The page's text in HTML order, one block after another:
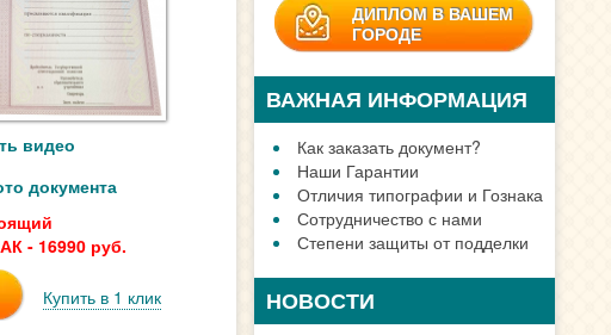
видео
документа
- 16990 руб.
Купить в 1 клик
ДИПЛОМ В ВАШЕМ
ГОРОДЕ
ВАЖНАЯ ИНФОРМАЦИЯ
Как заказать документ?
Наши Гарантии
Отличия типографии и Гознака
Сотрудничество с нами
Степени защиты от подделки
НОВОСТИ